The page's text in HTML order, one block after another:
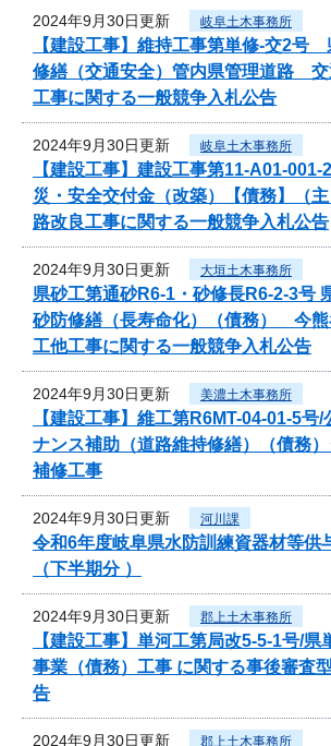
2024年9月30日更新 岐阜土木事務所
【建設工事】維持工事第単修-交2
修繕（交通安全）管内県管理道路 交
工事に関する一般競争入札公告
2024年9月30日更新 岐阜土木事務所
【建設工事】建設工事第11-A01-
災・安全交付金（改築）【債務】（
路改良工事に関する一般競争入札公告
2024年9月30日更新 大垣土木事務所
県砂工第通砂R6-1・砂修長R6-2-3号
砂防修繕（長寿命化）（債務） 今
工他工事に関する一般競争入札公告
2024年9月30日更新 美濃土木事務所
【建設工事】維工第R6MT-04-01-5号
ナンス補助（道路維持修繕）（債務
補修工事
2024年9月30日更新 河川課
令和6年度岐阜県水防訓練資器材等供
（下半期分 ）
2024年9月30日更新 郡上土木事務所
【建設工事】単河工第局改5-5-1号/県
事業（債務）工事 に関する事後審査
告
2024年9月30日更新 郡上土木事務所